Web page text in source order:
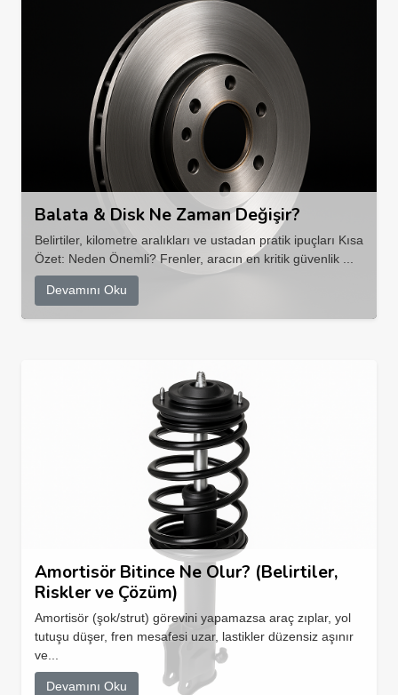
Balata & Disk Ne Zaman Değişir?
Belirtiler, kilometre aralıkları ve ustadan pratik ipuçları Kısa
Özet: Neden Önemli? Frenler, aracın en kritik güvenlik ...
Devamını Oku
Amortisör Bitince Ne Olur? (Belirtiler,
Riskler ve Çözüm)
Amortisör (şok/strut) görevini yapamazsa araç zıplar, yol
tutuşu düşer, fren mesafesi uzar, lastikler düzensiz aşınır
ve...
Devamını Oku